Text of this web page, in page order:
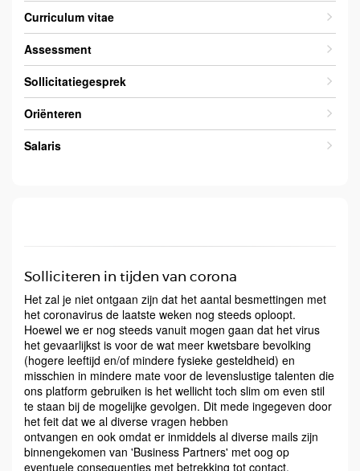
Curriculum vitae
Assessment
Sollicitatiegesprek
Oriënteren
Salaris
Solliciteren in tijden van corona
Het zal je niet ontgaan zijn dat het aantal besmettingen met
het coronavirus de laatste weken nog steeds oploopt.
Hoewel we er nog steeds vanuit mogen gaan dat het virus
het gevaarlijkst is voor de wat meer kwetsbare bevolking
(hogere leeftijd en/of mindere fysieke gesteldheid) en
misschien in mindere mate voor de levenslustige talenten die
ons platform gebruiken is het wellicht toch slim om even stil
te staan bij de mogelijke gevolgen. Dit mede ingegeven door
het feit dat we al diverse vragen hebben
ontvangen en ook omdat er inmiddels al diverse mails zijn
binnengekomen van 'Business Partners' met oog op
eventuele consequenties met betrekking tot contact,